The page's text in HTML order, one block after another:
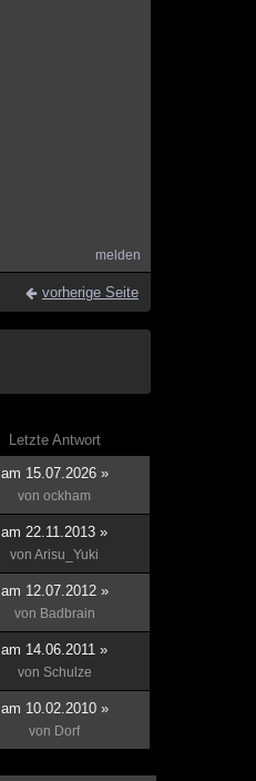
melden
vorherige Seite
Letzte Antwort
am 15.07.2026 »
von ockham
am 22.11.2013 »
von Arisu_Yuki
am 12.07.2012 »
von Badbrain
am 14.06.2011 »
von Schulze
am 10.02.2010 »
von Dorf